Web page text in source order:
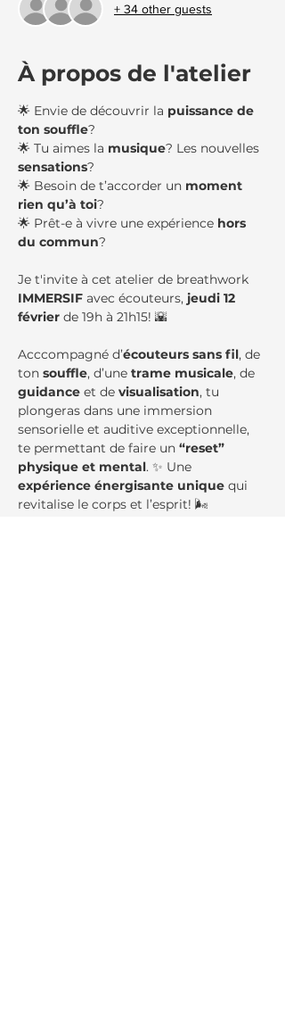
+ 34 other guests
À propos de l'atelier
🌟 Envie de découvrir la puissance de
ton souffle?
🌟 Tu aimes la musique? Les nouvelles
sensations?
🌟 Besoin de t’accorder un moment
rien qu’à toi?
🌟 Prêt-e à vivre une expérience hors
du commun?
Je t'invite à cet atelier de breathwork
IMMERSIF avec écouteurs, jeudi 12
février de 19h à 21h15! 🌇
Acccompagné d’écouteurs sans fil, de
ton souffle, d’une trame musicale, de
guidance et de visualisation, tu
plongeras dans une immersion
sensorielle et auditive exceptionnelle,
te permettant de faire un “reset”
physique et mental. ✨ Une
expérience énergisante unique qui
revitalise le corps et l’esprit! 🌬